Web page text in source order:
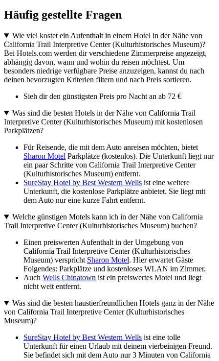
Häufig gestellte Fragen
Wie viel kostet ein Aufenthalt in einem Hotel in der Nähe von
California Trail Interpretive Center (Kulturhistorisches Museum)?
Bei Hotels.com werden dir verschiedene Zimmerpreise angezeigt,
abhängig davon, wann und wohin du reisen möchtest. Um
besonders niedrige verfügbare Preise anzuzeigen, kannst du nach
deinen bevorzugten Kriterien filtern und nach Preis sortieren.
Sieh dir den günstigsten Preis pro Nacht an ab 72 €
Was sind die besten Hotels in der Nähe von California Trail
Interpretive Center (Kulturhistorisches Museum) mit kostenlosen
Parkplätzen?
Für Reisende, die mit dem Auto anreisen möchten, bietet
Sharon Motel Parkplätze (kostenlos). Die Unterkunft liegt nur
ein paar Schritte von California Trail Interpretive Center
(Kulturhistorisches Museum) entfernt.
SureStay Hotel by Best Western Wells ist eine weitere
Unterkunft, die kostenlose Parkplätze anbietet. Sie liegt mit
dem Auto nur eine kurze Fahrt entfernt.
Welche günstigen Motels kann ich in der Nähe von California
Trail Interpretive Center (Kulturhistorisches Museum) buchen?
Einen preiswerten Aufenthalt in der Umgebung von
California Trail Interpretive Center (Kulturhistorisches
Museum) verspricht Sharon Motel. Hier erwartet Gäste
Folgendes: Parkplätze und kostenloses WLAN im Zimmer.
Auch Wells Chinatown ist ein preiswertes Motel und liegt
nicht weit entfernt.
Was sind die besten haustierfreundlichen Hotels ganz in der Nähe
von California Trail Interpretive Center (Kulturhistorisches
Museum)?
SureStay Hotel by Best Western Wells ist eine tolle
Unterkunft für einen Urlaub mit deinem vierbeinigen Freund.
Sie befindet sich mit dem Auto nur 3 Minuten von California